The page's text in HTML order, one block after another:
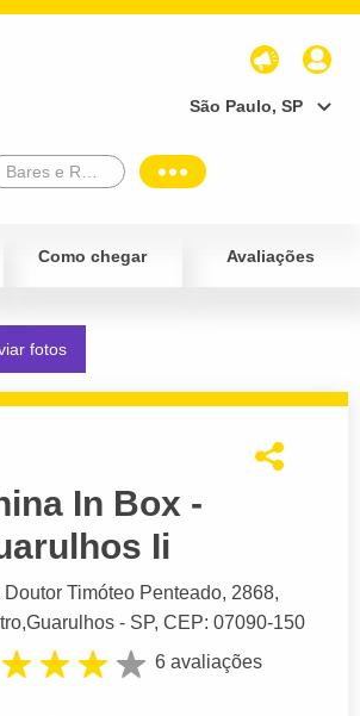
São Paulo, SP
Como chegar Avaliações
fotos
In Box -
Ii
Doutor Timóteo Penteado, 2868,
Guarulhos - SP, CEP: 07090-150
6 avaliações